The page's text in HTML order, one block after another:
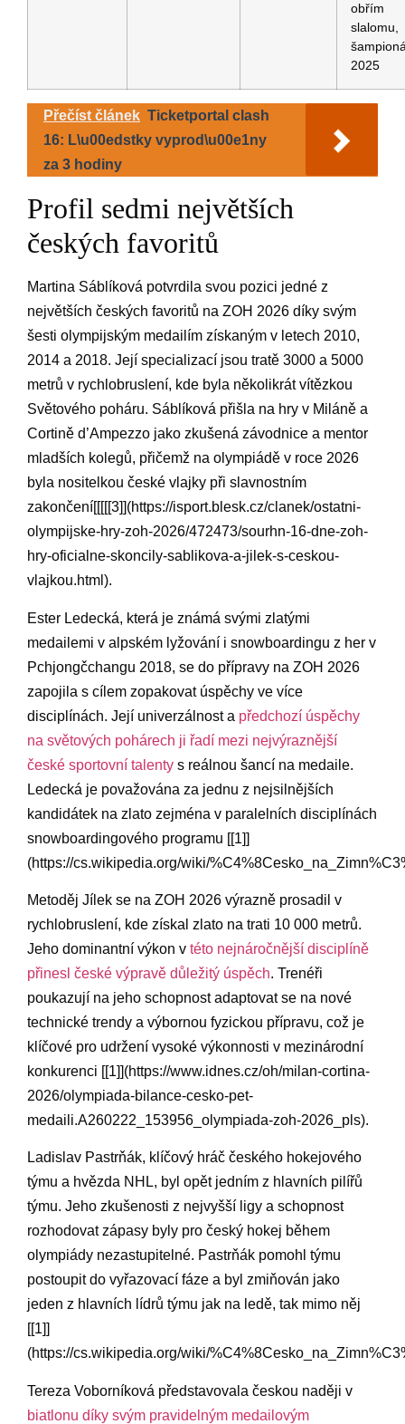
obřím
slalomu,
2025
Přečíst článek Ticketportal clash
16: L\u00edstky vyprod\u00e1ny
za 3 hodiny
Profil sedmi největších
‍českých ‍favoritů
Martina Sáblíková ⁢potvrdila ⁢svou pozici jedné ‍z
⁤největších českých‌ favoritů na ZOH 2026 díky svým
šesti olympijským‍ medailím získaným‍ v⁢ letech​ 2010,
2014 ⁤a 2018. Její⁤ specializací jsou tratě⁢ 3000 a 5000
metrů v⁣ rychlobruslení, ⁢kde byla několikrát⁤ vítězkou
Světového‍ poháru.​ Sáblíková ⁢přišla‍ na hry v Miláně a‌
Cortině d’Ampezzo jako zkušená závodnice a‌ mentor
mladších​ kolegů,⁣ přičemž na olympiádě v roce‌ 2026
byla nositelkou ⁤české vlajky při slavnostním
zakončení[[[[[3]](https://isport.blesk.cz/clanek/ostatni-
olympijske-hry-zoh-2026/472473/sourhn-16-dne-zoh-
hry-oficialne-skoncily-sablikova-a-jilek-s-ceskou-
vlajkou.html).
Ester Ledecká, která je známá svými⁢ zlatými
medailemi v alpském lyžování i snowboardingu ⁣z her v
Pchjongčchangu 2018, ‌se do‌ přípravy na ZOH 2026
zapojila​ s ⁤cílem zopakovat úspěchy ​ve více
disciplínách.‍ Její‍ univerzálnost a předchozí úspěchy
na světových pohárech ji řadí mezi nejvýraznější ​
české sportovní talenty s reálnou​ šancí na medaile.‌
Ledecká je považována za jednu z ​nejsilnějších
‌kandidátek na zlato⁤ zejména ‌v‌ paralelních disciplínách
​snowboardingového programu [[1]]
(https://cs.wikipedia.org/wiki/
Metoděj‍ Jílek‍ se​ na ZOH 2026 výrazně ⁣prosadil ‍v
rychlobruslení,​ kde získal zlato na ⁤trati 10 000 metrů.
Jeho dominantní ⁣výkon v této ⁢nejnáročnější⁣ disciplíně⁤
přinesl české výpravě ⁢důležitý úspěch. Trenéři
poukazují na jeho​ schopnost ​adaptovat se⁤ na nové
technické trendy ​a výbornou fyzickou přípravu, což ​je
klíčové pro ‌udržení vysoké výkonnosti v mezinárodní ​
konkurenci [[1]](https://www.idnes.cz/oh/milan-cortina-
2026/olympiada-bilance-cesko-pet-
medaili.A260222_153956_olympiada-zoh-2026_pls).
Ladislav Pastrňák, ‍klíčový hráč českého hokejového
týmu ​a hvězda ‍NHL, byl opět jedním z hlavních pilířů
týmu.⁢ Jeho zkušenosti z nejvyšší ligy a schopnost
rozhodovat zápasy byly pro český⁢ hokej během ​
olympiády​ nezastupitelné. Pastrňák pomohl týmu
postoupit do vyřazovací ⁢fáze ⁣a byl‌ zmiňován jako
jeden z hlavních lídrů týmu jak ​na ​ledě, tak mimo⁢ něj​
[[1]]
(https://cs.wikipedia.org/wiki/
Tereza​ Voborníková představovala českou naději v
biatlonu díky svým‍ pravidelným medailovým